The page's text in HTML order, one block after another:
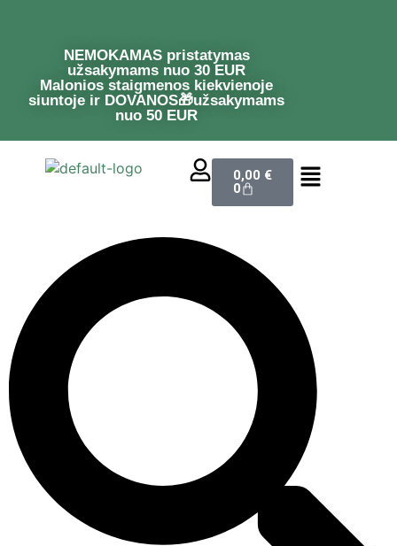
NEMOKAMAS pristatymas
užsakymams nuo 30 EUR
Malonios staigmenos kiekvienoje
siuntoje ir DOVANOS🎁užsakymams
nuo 50 EUR
0,00 €
0